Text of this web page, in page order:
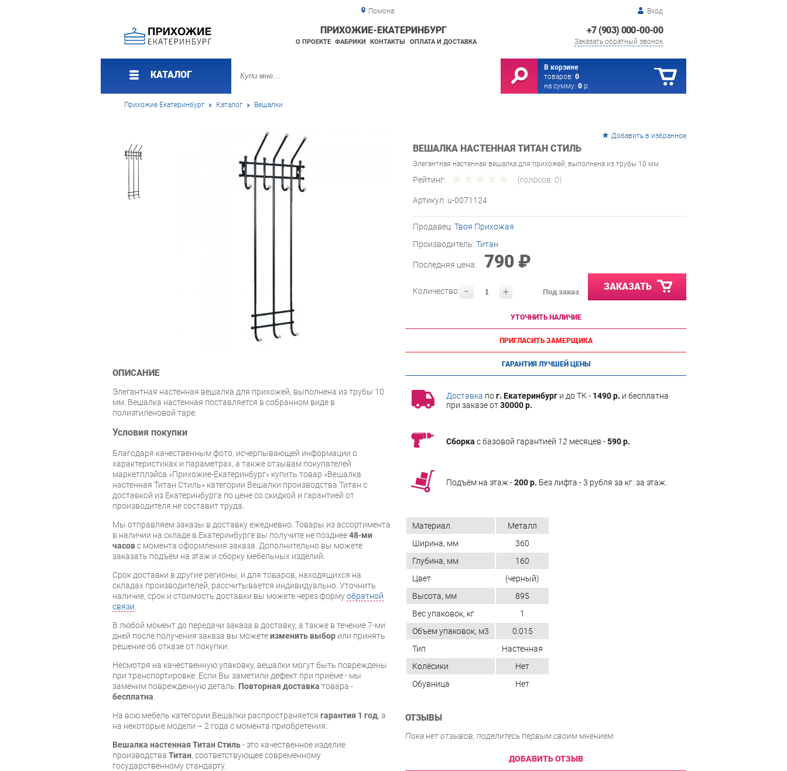
Помона Вход
+7 (903) 000-00-00
Заказать обратный звонок
ПРИХОЖИЕ-ЕКАТЕРИНБУРГ
О ПРОЕКТЕ ФАБРИКИ КОНТАКТЫ ОПЛАТА И ДОСТАВКА
КАТАЛОГ
В корзине
товаров: 0
на сумму: 0 р.
Прихожие Екатеринбург Каталог Вешалки
Добавить в избранное
ВЕШАЛКА НАСТЕННАЯ ТИТАН СТИЛЬ
Элегантная настенная вешалка для прихожей, выполнена из трубы 10 мм
Рейтинг: (голосов: 0)
Артикул: u-0071124
Продавец: Твоя Прихожая
Производитель: Титан
Последняя цена: 790 ₽
- +
Количество: Под заказ ЗАКАЗАТЬ
УТОЧНИТЬ НАЛИЧИЕ
ПРИГЛАСИТЬ ЗАМЕРЩИКА
ГАРАНТИЯ ЛУЧШЕЙ ЦЕНЫ
Доставка пог. Екатеринбург и до ТК - 1490 р. и бесплатна
при заказе от30000 р.
Сборка с базовой гарантией 12 месяцев -590 р.
Подъём на этаж -200 р. Без лифта - 3 рубля за кг. за этаж.
ОПИСАНИЕ
Элегантная настенная вешалка для прихожей, выполнена из трубы 10
мм. Вешалка настенная поставляется в собранном виде в
полиэтиленовой таре.
Условия покупки
Благодаря качественным фото, исчерпывающей информации о
характеристиках и параметрах, а также отзывам покупателей
маркетплэйса «Прихожие-Екатеринбург» купить товар «Вешалка
настенная Титан Стиль» категории Вешалки производства Титан с
доставкой из Екатеринбурга по цене со скидкой и гарантией от
производителя не составит труда.
Мы отправляем заказы в доставку ежедневно. Товары из ассортимента
в наличии на складе в Екатеринбурге вы получите не позднее48-ми
часовс момента оформления заказа. Дополнительно вы можете
заказать подъём на этаж и сборку мебельных изделий.
Срок доставки в другие регионы, и для товаров, находящихся на
складах производителей, рассчитывается индивидуально. Уточнить
наличие, срок и стоимость доставки вы можете через формуобратной
связи
В любой момент до передачи заказа в доставку, а также в течение 7-ми
дней после получения заказа вы можетеизменить выбор или принять
решение об отказе от покупки.
Несмотря на качественную упаковку, вешалки могут быть повреждены
при транспортировке. Если Вы заметили дефект при приёме - мы
заменим поврежденную деталь. Повторная доставка товара -
бесплатна
На всю мебель категории Вешалки распространяется гарантия 1 год, а
на некоторые модели – 2 года с момента приобретения.
Вешалка настенная Титан Стиль- это качественное изделие
производства Титан, соответствующее современному
государственному стандарту.
Материал
Металл
Ширина, мм
360
Глубина, мм
160
Цвет
(черный)
Высота, мм
895
Вес упаковок, кг
1
Объем упаковок, м3
0.015
Тип
Настенная
Колёсики
Нет
Обувница
Нет
ОТЗЫВЫ
Пока нет отзывов, поделитесь первым своим мнением.
ДОБАВИТЬ ОТЗЫВ